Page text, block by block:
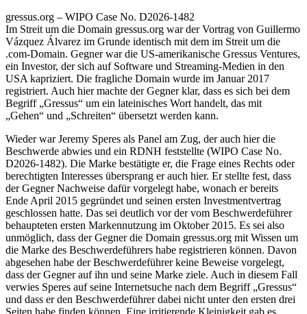
gressus.org – WIPO Case No. D2026-1482
Im Streit um die Domain gressus.org war der Vortrag von Guillermo
Vázquez Álvarez im Grunde identisch mit dem im Streit um die
.com-Domain. Gegner war die US-amerikanische Gressus Ventures,
ein Investor, der sich auf Software und Streaming-Medien in den
USA kapriziert. Die fragliche Domain wurde im Januar 2017
registriert. Auch hier machte der Gegner klar, dass es sich bei dem
Begriff „Gressus“ um ein lateinisches Wort handelt, das mit
„Gehen“ und „Schreiten“ übersetzt werden kann.
Wieder war Jeremy Speres als Panel am Zug, der auch hier die
Beschwerde abwies und ein RDNH feststellte (WIPO Case No.
D2026-1482). Die Marke bestätigte er, die Frage eines Rechts oder
berechtigten Interesses übersprang er auch hier. Er stellte fest, dass
der Gegner Nachweise dafür vorgelegt habe, wonach er bereits
Ende April 2015 gegründet und seinen ersten Investmentvertrag
geschlossen hatte. Das sei deutlich vor der vom Beschwerdeführer
behaupteten ersten Markennutzung im Oktober 2015. Es sei also
unmöglich, dass der Gegner die Domain gressus.org mit Wissen um
die Marke des Beschwerdeführers habe registrieren können. Davon
abgesehen habe der Beschwerdeführer keine Beweise vorgelegt,
dass der Gegner auf ihn und seine Marke ziele. Auch in diesem Fall
verwies Speres auf seine Internetsuche nach dem Begriff „Gressus“
und dass er den Beschwerdeführer dabei nicht unter den ersten drei
Seiten habe finden können. Eine irritierende Kleinigkeit gab es